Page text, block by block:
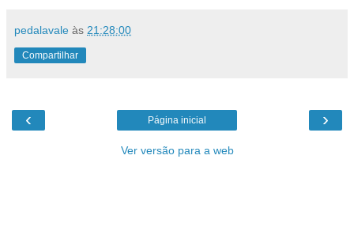
pedalavale às 21:28:00
Compartilhar
‹ ›
Página inicial
Ver versão para a web